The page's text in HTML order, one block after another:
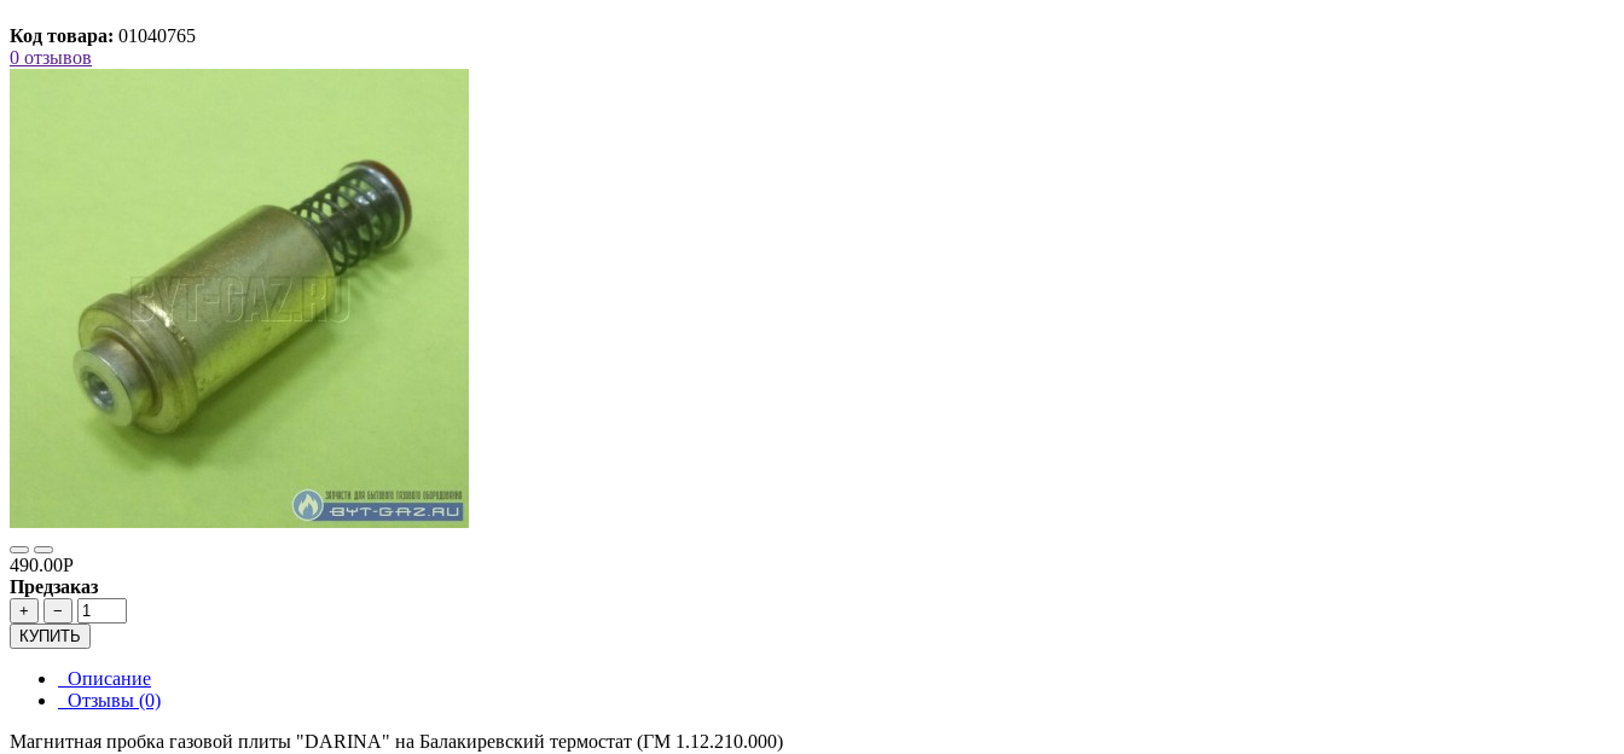
Код товара: 01040765
0 отзывов
490.00Р
Предзаказ
+
−
КУПИТЬ
Описание
Отзывы (0)
Магнитная пробка газовой плиты "DARINA" на Балакиревский термостат (ГМ 1.12.210.000)